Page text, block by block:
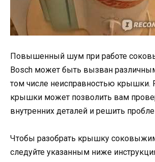
Повышенный шум при работе
Bosch может быть вызван
том числе неисправностью крышки.
крышки может позволить вам
внутренних деталей и решить
Чтобы разобрать крышку
следуйте указанным ниже